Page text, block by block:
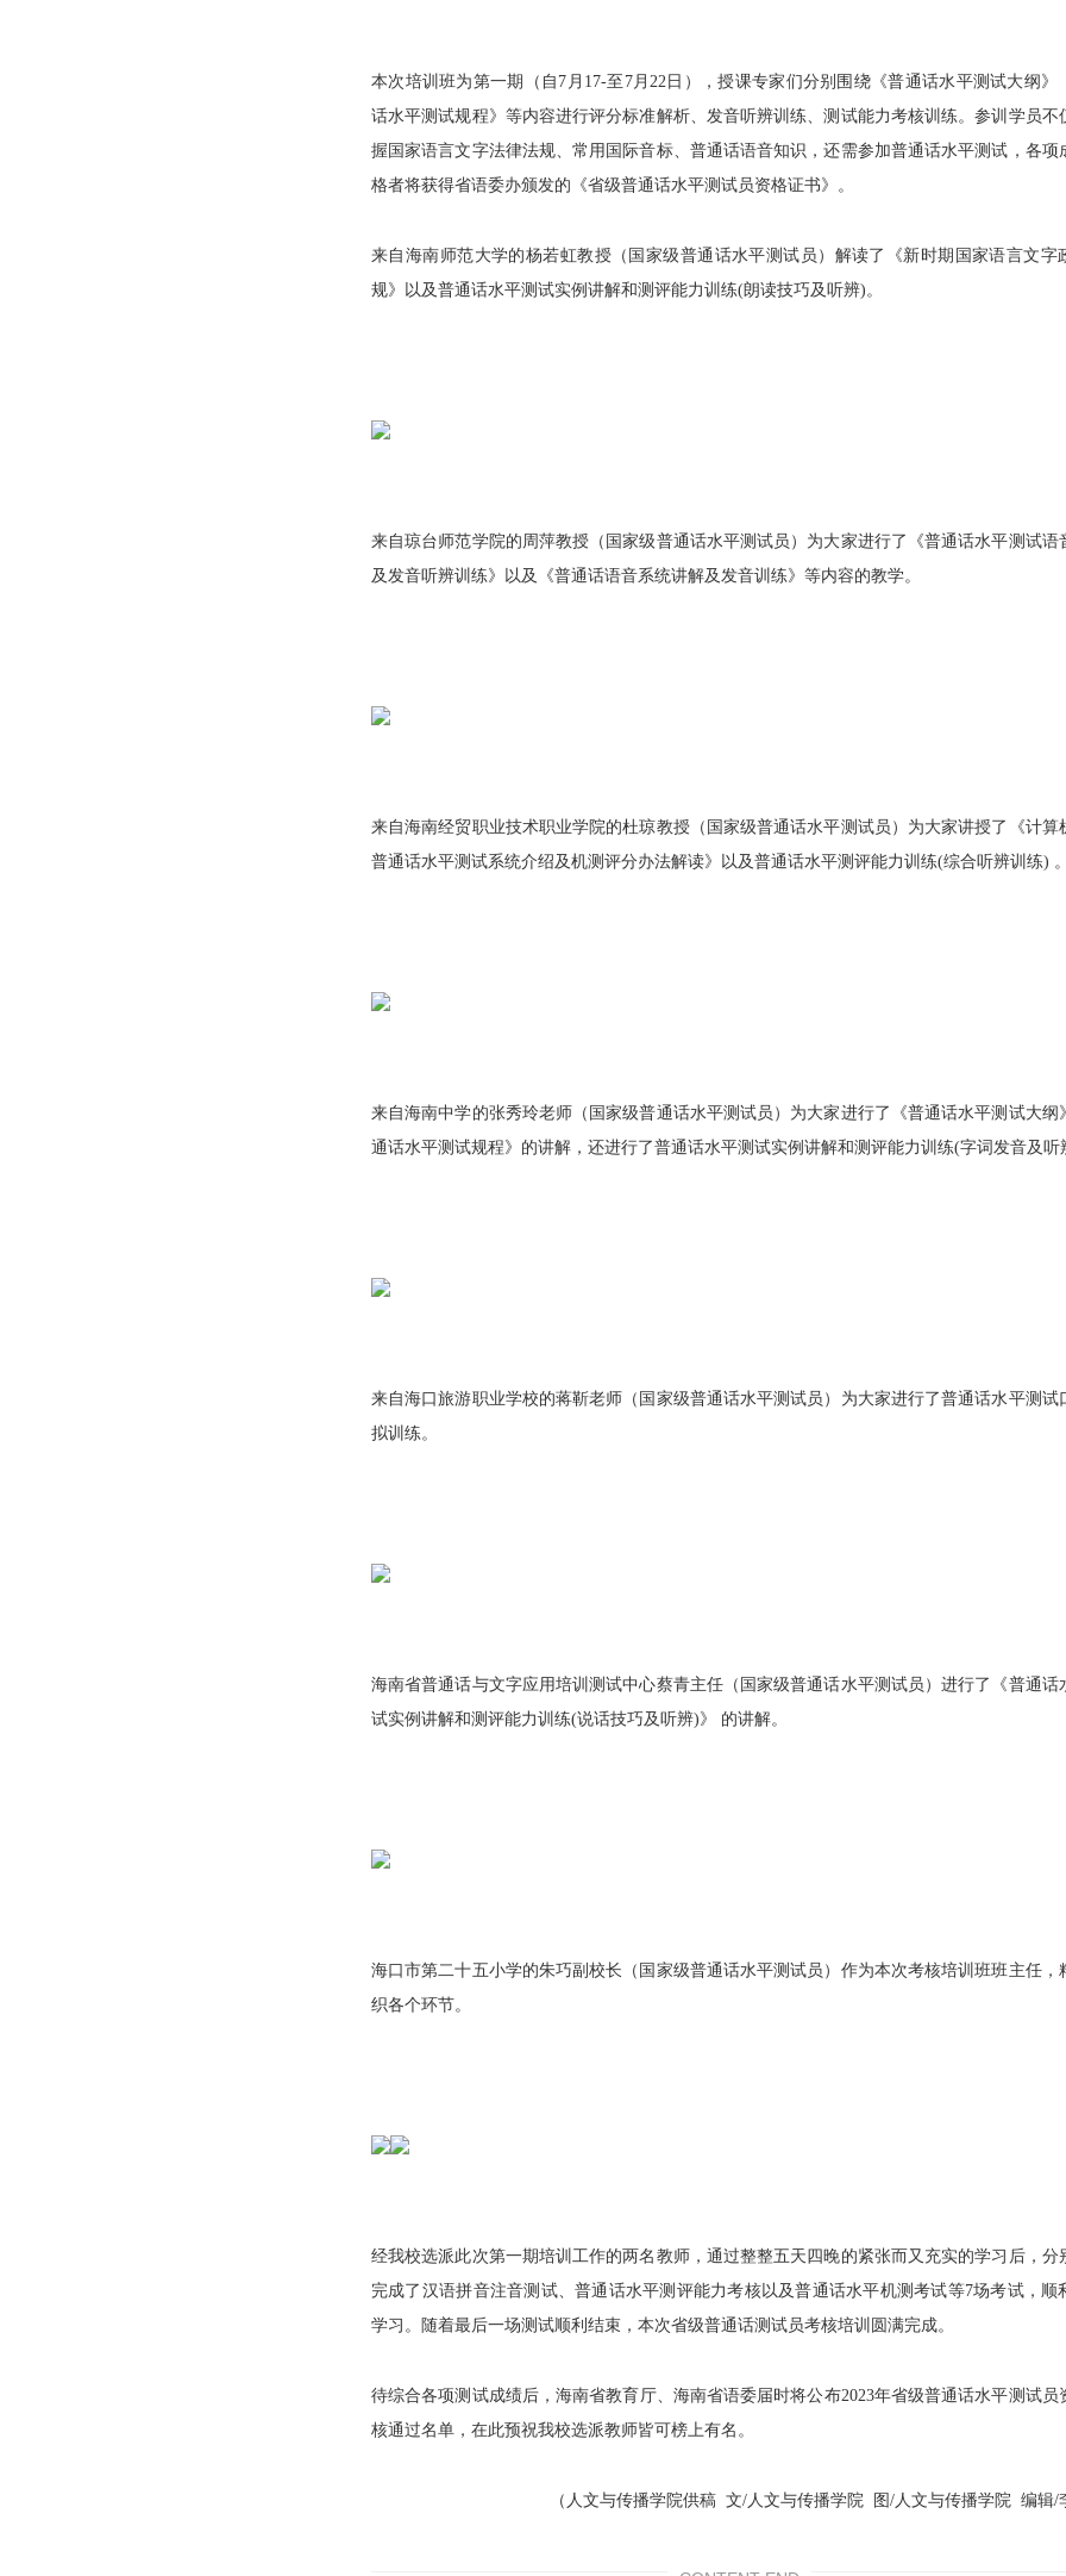
本次培训班为第一期（自 7 月 17-至 7月22 日），授课专家们分别围绕《普通话水平测试大纲》
话水平测试规程》等内容进行评分标准解析、发音听辨训练、测试能力考核训练。参训学员不
握国家语言文字法律法规、常用国际音标、普通话语音知识，还需参加普通话水平测试，各项
格者将获得省语委办颁发的《省级普通话水平测试员资格证书》。
来自海南师范大学的杨若虹教授（国家级普通话水平测试员）解读了《新时期国家语言文字
规》以及普通话水平测试实例讲解和测评能力训练(朗读技巧及听辨)。
来自琼台师范学院的周萍教授（国家级普通话水平测试员）为大家进行了《普通话水平测试语
及发音听辨训练》以及《普通话语音系统讲解及发音训练》等内容的教学。
来自海南经贸职业技术职业学院的杜琼教授（国家级普通话水平测试员）为大家讲授了《计算
普通话水平测试系统介绍及机测评分办法解读》以及普通话水平测评能力训练(综合听辨训练) 。
来自海南中学的张秀玲老师（国家级普通话水平测试员）为大家进行了《普通话水平测试大纲
通话水平测试规程》的讲解，还进行了普通话水平测试实例讲解和测评能力训练(字词发音及听
来自海口旅游职业学校的蒋靳老师（国家级普通话水平测试员）为大家进行了普通话水平测试
拟训练。
海南省普通话与文字应用培训测试中心蔡青主任（国家级普通话水平测试员）进行了《普通话
试实例讲解和测评能力训练(说话技巧及听辨)》 的讲解。
海口市第二十五小学的朱巧副校长（国家级普通话水平测试员）作为本次考核培训班班主任，
织各个环节。
经我校选派此次第一期培训工作的两名教师，通过整整五天 四晚的紧张而 又 充实的学习 后，分
完成了汉语拼音注音测试、普通话水平测评能力考核以及普通话水平机测考试等7场考试， 顺
学习。
随着最后一场测试顺利结束，本次省级普通话测试员考核培训圆满完成。
待综合各项测试成绩后，海南省教育厅、海南省语委届时将公布2023年省级普通话水平测试员
核通过名单，在此预祝我校选派教师皆可榜上有名。
（人文与传播学院供稿 文/人文与传播学院 图/人文与传播学院 编辑/